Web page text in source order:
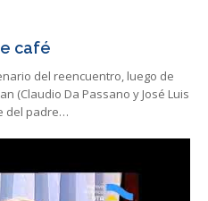
café
del reencuentro, luego de
(Claudio Da Passano y José Luis
del padre…